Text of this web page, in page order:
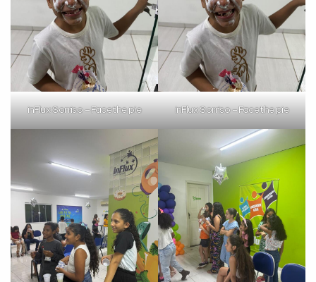
inFlux Sorriso – Face the pie inFlux Sorriso – Face the pie